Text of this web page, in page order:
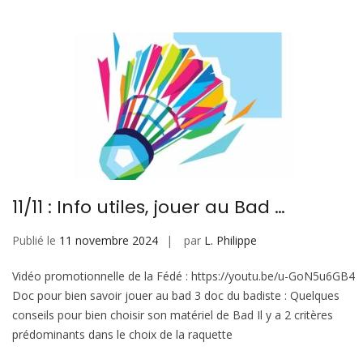
11/11 : Info utiles, jouer au Bad …
Publié le 11 novembre 2024 par L. Philippe
Vidéo promotionnelle de la Fédé : https://youtu.be/u-GoN5u6GB4
Doc pour bien savoir jouer au bad 3 doc du badiste : Quelques
conseils pour bien choisir son matériel de Bad Il y a 2 critères
prédominants dans le choix de la raquette